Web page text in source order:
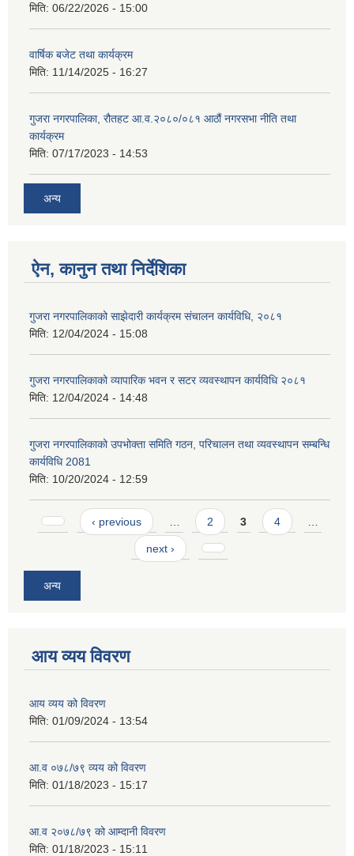
मिति: 06/22/2026 - 15:00
वार्षिक बजेट तथा कार्यक्रम
मिति: 11/14/2025 - 16:27
गुजरा नगरपालिका, रौतहट आ.व.२०८०/०८१ आठौं नगरसभा नीति तथा
कार्यक्रम
मिति: 07/17/2023 - 14:53
अन्य
ऐन, कानुन तथा निर्देशिका
गुजरा नगरपालिकाको साझेदारी कार्यक्रम संचालन कार्यविधि, २०८१
मिति: 12/04/2024 - 15:08
गुजरा नगरपालिकाको व्यापारिक भवन र सटर व्यवस्थापन कार्यविधि २०८१
मिति: 12/04/2024 - 14:48
गुजरा नगरपालिकाको उपभोक्ता समिति गठन, परिचालन तथा व्यवस्थापन सम्बन्धि
कार्यविधि 2081
मिति: 10/20/2024 - 12:59
Pages ‹ previous … 2 3 4 …
next ›
अन्य
आय व्यय विवरण
आय व्यय को विवरण
मिति: 01/09/2024 - 13:54
आ.व ०७८/७९ व्यय को विवरण
मिति: 01/18/2023 - 15:17
आ.व २०७८/७९ को आम्दानी विवरण
मिति: 01/18/2023 - 15:11